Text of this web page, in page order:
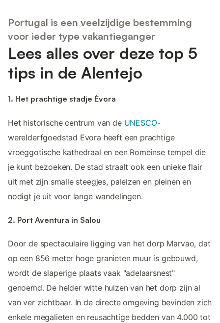
Portugal is een veelzijdige bestemming
voor ieder type vakantieganger
Lees alles over deze top 5
tips in de Alentejo
1. Het prachtige stadje Évora
Het historische centrum van de UNESCO-
werelderfgoedstad Evora heeft een prachtige
vroeggotische kathedraal en een Romeinse tempel die
je kunt bezoeken. De stad straalt ook een unieke flair
uit met zijn smalle steegjes, paleizen en pleinen en
nodigt je uit voor lange wandelingen.
2. Port Aventura in Salou
Door de spectaculaire ligging van het dorp Marvao, dat
op een 856 meter hoge granieten muur is gebouwd,
wordt de slaperige plaats vaak "adelaarsnest"
genoemd. De helder witte huizen van het dorp zijn al
van ver zichtbaar. In de directe omgeving bevinden zich
enkele megalieten en reusachtige bedden van 4.000 tot